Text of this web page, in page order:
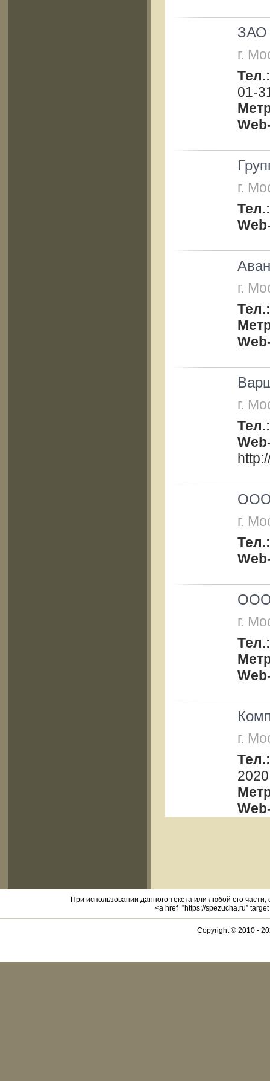
ЗАО
г.
01-
г.
г.
г.
г.
ООО
г.
г.
2020
При использовании данного текста или любой его части,
<a href=”https://spezucha.ru”
Copyright © 2010 -